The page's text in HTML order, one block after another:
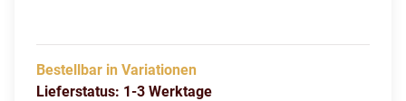
Bestellbar in Variationen
Lieferstatus: 1-3 Werktage